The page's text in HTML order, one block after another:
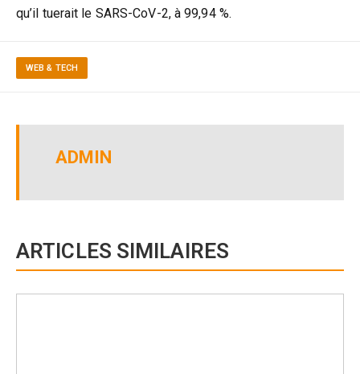
qu’il tuerait le SARS-CoV-2, à 99,94 %.
WEB & TECH
ADMIN
ARTICLES SIMILAIRES